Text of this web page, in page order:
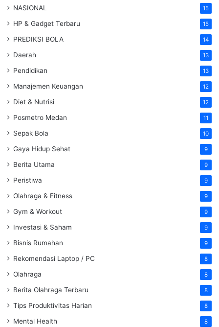
NASIONAL 15
HP & Gadget Terbaru 15
PREDIKSI BOLA 14
Daerah 13
Pendidikan 13
Manajemen Keuangan 12
Diet & Nutrisi 12
Posmetro Medan 11
Sepak Bola 10
Gaya Hidup Sehat 9
Berita Utama 9
Peristiwa 9
Olahraga & Fitness 9
Gym & Workout 9
Investasi & Saham 9
Bisnis Rumahan 9
Rekomendasi Laptop / PC 8
Olahraga 8
Berita Olahraga Terbaru 8
Tips Produktivitas Harian 8
Mental Health 8